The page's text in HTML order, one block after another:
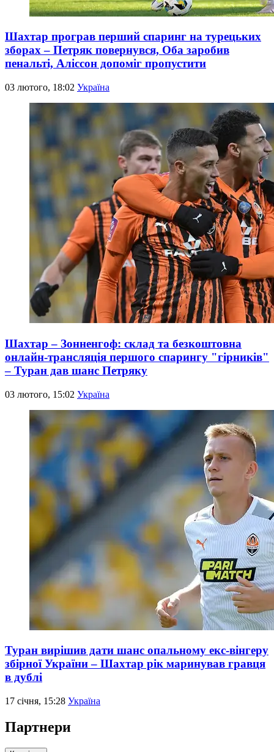
Шахтар програв перший спаринг на турецьких
зборах – Петряк повернувся, Оба заробив
пенальті, Аліссон допоміг пропустити
03 лютого, 18:02 Україна
Шахтар – Зонненгоф: склад та безкоштовна
онлайн-трансляція першого спарингу "гірників"
– Туран дав шанс Петряку
03 лютого, 15:02 Україна
Туран вирішив дати шанс опальному екс-вінгеру
збірної України – Шахтар рік маринував гравця
в дублі
17 січня, 15:28 Україна
Партнери